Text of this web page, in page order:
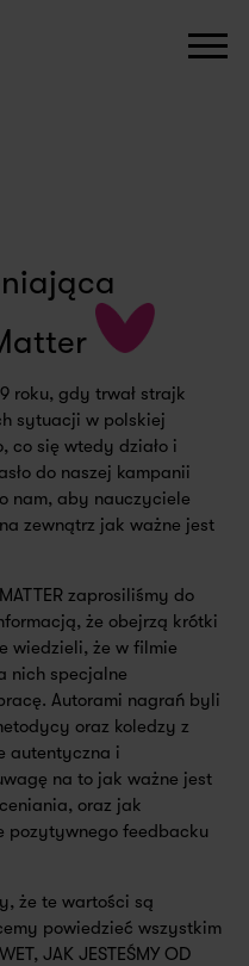
roku, gdy trwał strajk
sytuacji w polskiej
co się wtedy działo i
do naszej kampanii
nam, aby nauczyciele
zewnątrz jak ważne jest
zaprosiliśmy do
że obejrzą krótki
wiedzieli, że w filmie
nich specjalne
Autorami nagrań byli
oraz koledzy z
autentyczna i
na to jak ważne jest
oraz jak
pozytywnego feedbacku
że te wartości są
powiedzieć wszystkim
JAK JESTEŚMY OD